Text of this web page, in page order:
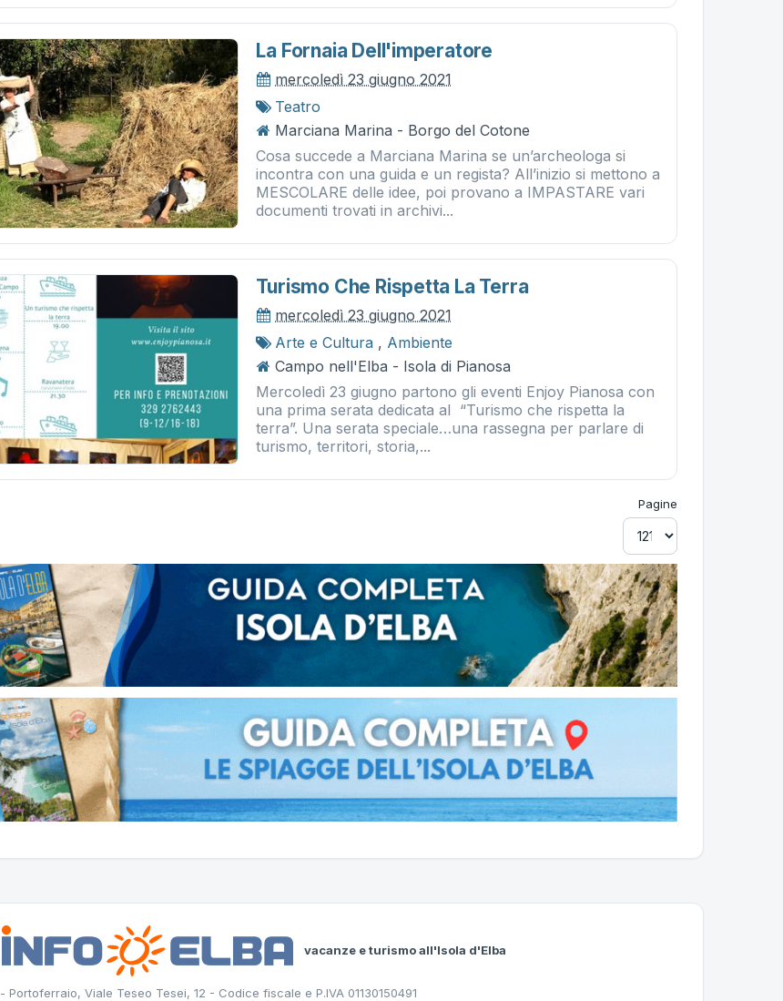
La Fornaia Dell'imperatore
mercoledì 23 giugno 2021
Teatro
Marciana Marina - Borgo del Cotone
Cosa succede a Marciana Marina se un’archeologa si
incontra con una guida e un regista? All’inizio si mettono a
MESCOLARE delle idee, poi provano a IMPASTARE vari
documenti trovati in archivi...
Turismo Che Rispetta La Terra
mercoledì 23 giugno 2021
Arte e Cultura , Ambiente
Campo nell'Elba - Isola di Pianosa
Mercoledì 23 giugno partono gli eventi Enjoy Pianosa con
una prima serata dedicata al “Turismo che rispetta la
terra”. Una serata speciale…una rassegna per parlare di
turismo, territori, storia,...
Pagine
vacanze e turismo all'Isola d'Elba
- Portoferraio, Viale Teseo Tesei, 12 - Codice fiscale e P.IVA 01130150491